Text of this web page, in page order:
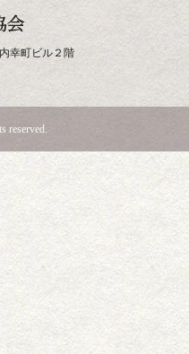
幸町ビル２階
reserved.